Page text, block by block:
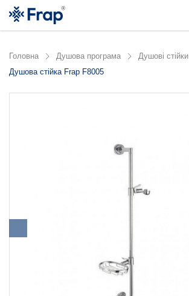
Головна Душова програма
Душові
Душова стійка Frap F8005